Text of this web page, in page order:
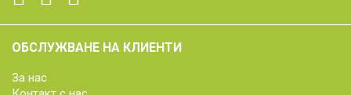
ОБСЛУЖВАНЕ НА КЛИЕНТИ
За нас